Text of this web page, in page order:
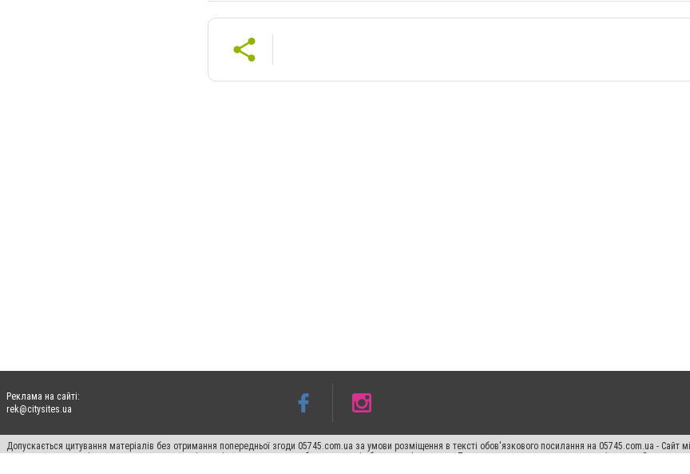
Реклама на сайті:
rek@citysites.ua
Допускається цитування матеріалів без отримання попередньої згоди 05745.com.ua за умови розміщення в тексті обов'язкового посилання на 05745.com.ua -
пошукових систем гіперпосилання на цитовані статті не нижче другого абзацу в тексті або в якості джерела. Порушення виняткових прав переслідується Законом.